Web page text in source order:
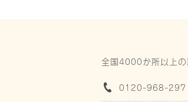
全国4000か所以上
0120-968-297